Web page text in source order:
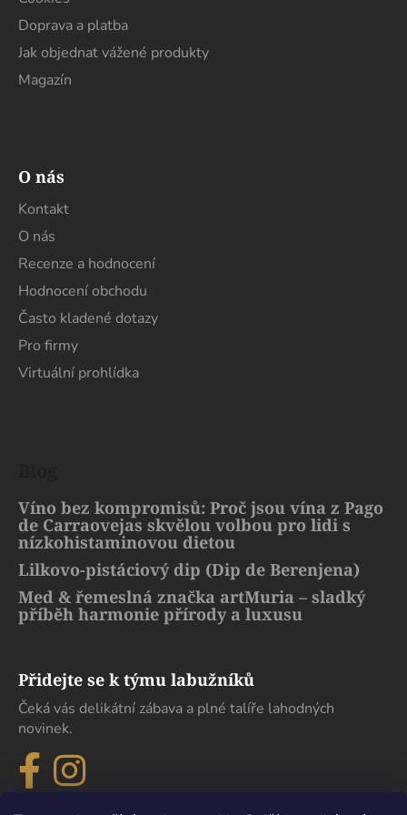
Doprava a platba
Jak objednat vážené produkty
Magazín
O nás
Kontakt
O nás
Recenze a hodnocení
Hodnocení obchodu
Často kladené dotazy
Pro firmy
Virtuální prohlídka
Víno bez kompromisů: Proč jsou vína z Pago
de Carraovejas skvělou volbou pro lidi s
nízkohistaminovou dietou
Lilkovo-pistáciový dip (Dip de Berenjena)
Med & řemeslná značka artMuria – sladký
příběh harmonie přírody a luxusu
Přidejte se k týmu labužníků
Čeká vás delikátní zábava a plné talíře lahodných
novinek.